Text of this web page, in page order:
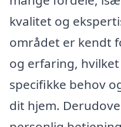
kvalitet og
området er kendt
og erfaring,
specifikke behov
dit hjem.